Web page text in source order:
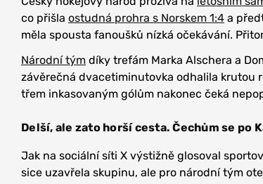
co přišla ostudná prohra s Norskem 1:4 a
měla spousta fanoušků nízká očekávání.
Národní tým díky trefám Marka Alschera a
závěrečná dvacetiminutovka odhalila krutou
třem inkasovaným gólům nakonec čeká
Delší, ale zato horší cesta. Čechům se po
Jak na sociální síti X výstižně glosoval
sice uzavřela skupinu, ale pro národní tým